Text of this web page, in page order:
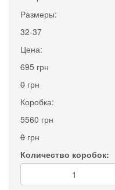
Размеры:
32-37
Цена:
695 грн
0 грн
Коробка:
5560 грн
0 грн
Количество коробок: